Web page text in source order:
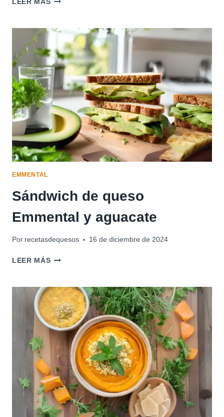
LEER MÁS
PARMESANO
(RALLADO)
EMMENTAL
Sándwich de queso
Emmental y aguacate
Por recetasdequesos 16 de diciembre de 2024
LEER MÁSSÁNDWICH
EMMENTAL
Y
AGUACATE